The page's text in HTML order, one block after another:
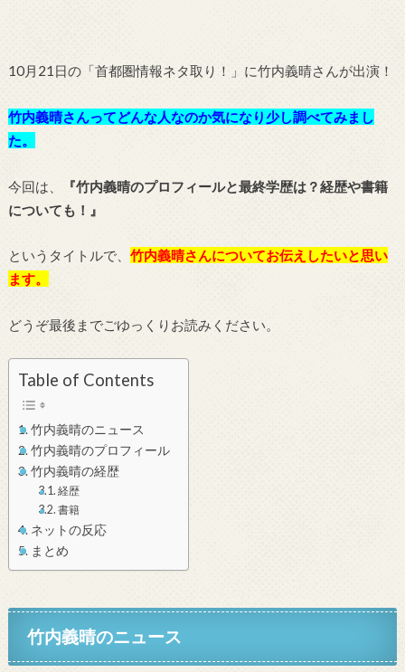
10月21日の「首都圏情報ネタ取り！」に竹内義晴さんが出演！
竹内義晴さんってどんな人なのか気になり少し調べてみまし
た。
今回は、
『竹内義晴のプロフィールと最終学歴は？経歴や書籍
についても！』
というタイトルで、 竹内義晴さんについてお伝えしたいと思い
ます。
どうぞ最後までごゆっくりお読みください。
Table of Contents
竹内義晴のニュース
竹内義晴のプロフィール
竹内義晴の経歴
経歴
書籍
ネットの反応
まとめ
竹内義晴のニュース